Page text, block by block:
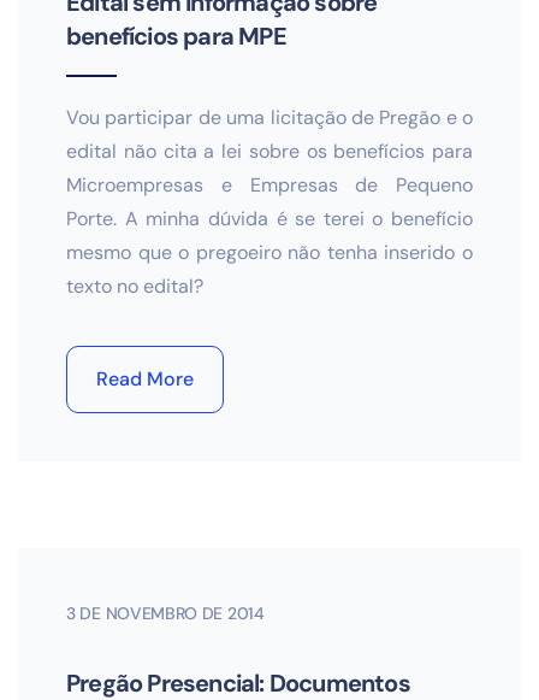
benefícios para MPE
Vou participar de uma licitação de Pregão e o
edital não cita a lei sobre os benefícios para
Microempresas e Empresas de Pequeno
Porte. A minha dúvida é se terei o benefício
mesmo que o pregoeiro não tenha inserido o
texto no edital?
Read More
3 DE NOVEMBRO DE 2014
Pregão Presencial: Documentos